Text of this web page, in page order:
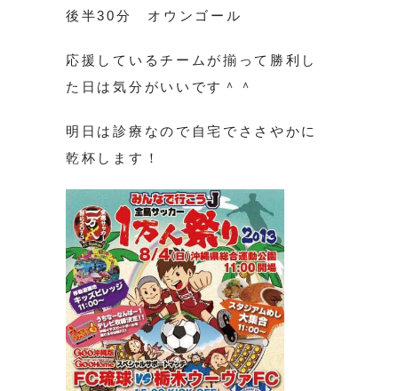
後半30分 オウンゴール
応援しているチームが揃って勝利し
た日は気分がいいです＾＾
明日は診療なので自宅でささやかに
乾杯します！